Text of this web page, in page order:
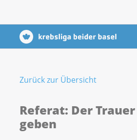
Zurück zur Übersicht
Referat: Der
geben